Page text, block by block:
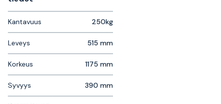
Kantavuus 250kg
Leveys 515 mm
Korkeus 1175 mm
Syvyys 390 mm